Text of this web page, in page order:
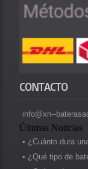
CONTACTO
info@xn--
Últimas Noticias
• ¿Cuánto dura
• ¿Qué tipo de